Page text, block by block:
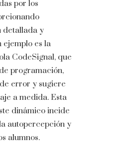
por los
detallada y
ejemplo es la
CodeSignal, que
programación,
error y sugiere
a medida. Esta
dinámico incide
autopercepción y
alumnos.